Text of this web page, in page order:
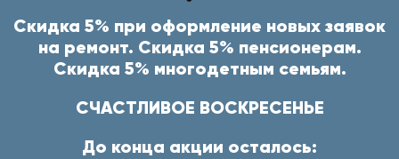
Скидка 5% при оформление новых заявок
на ремонт. Скидка 5% пенсионерам.
Скидка 5% многодетным семьям.
СЧАСТЛИВОЕ ВОСКРЕСЕНЬЕ
До конца акции осталось: